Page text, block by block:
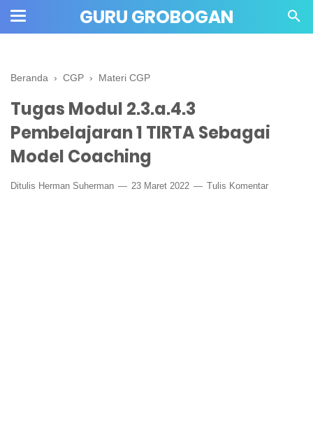
GURU GROBOGAN
Beranda › CGP › Materi CGP
Tugas Modul 2.3.a.4.3
Pembelajaran 1 TIRTA Sebagai
Model Coaching
Ditulis Herman Suherman 23 Maret 2022 Tulis Komentar